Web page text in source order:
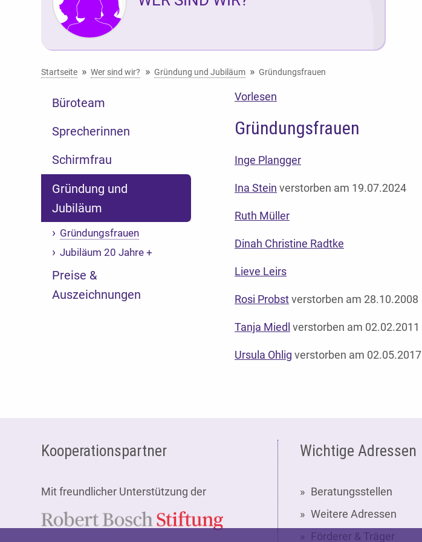
Sie befinden sich hier:
Startseite Wer sind wir? Gründung und Jubiläum Gründungsfrauen
Büroteam
Sprecherinnen
Schirmfrau
Gründung und
Jubiläum
Gründungsfrauen
Jubiläum 20 Jahre +
Preise &
Auszeichnungen
Vorlesen
Gründungsfrauen
Inge Plangger
Ina Stein verstorben am 19.07.2024
Ruth Müller
Dinah Christine Radtke
Lieve Leirs
Rosi Probstverstorben am 28.10.2008
Tanja Miedl verstorben am 02.02.2011
Ursula Ohlig verstorben am 02.05.2017
Wichtige Adressen
Beratungsstellen
Weitere Adressen
Förderer & Träger
Kooperationspartner
Mit freundlicher Unterstützung der